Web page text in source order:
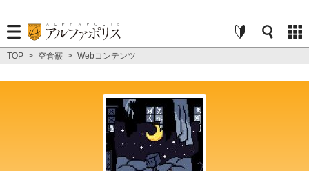
TOP > 空倉霰 > Webコンテンツ